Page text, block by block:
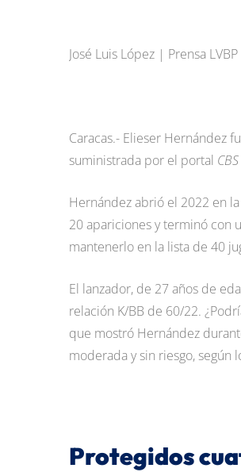
José Luis López | Prensa LVBP
Caracas.- Elieser Hernández
suministrada por el portal
Hernández abrió el 2022 en
20 apariciones y terminó con
mantenerlo en la lista de 40
El lanzador, de 27 años de
relación K/BB de 60/22.
que mostró Hernández
moderada y sin riesgo, según
Protegidos